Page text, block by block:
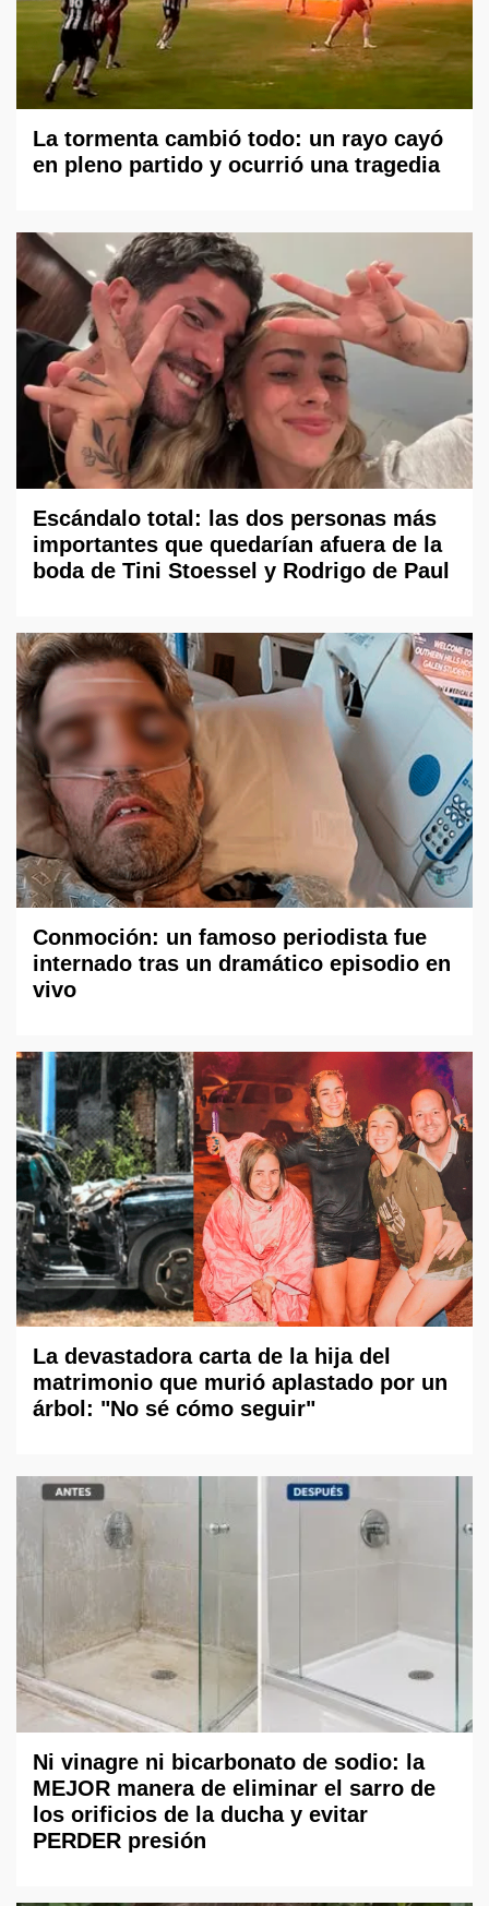
La tormenta cambió todo: un rayo cayó
en pleno partido y ocurrió una tragedia
Escándalo total: las dos personas más
importantes que quedarían afuera de la
boda de Tini Stoessel y Rodrigo de Paul
Conmoción: un famoso periodista fue
internado tras un dramático episodio en
vivo
La devastadora carta de la hija del
matrimonio que murió aplastado por un
árbol: "No sé cómo seguir"
Ni vinagre ni bicarbonato de sodio: la
MEJOR manera de eliminar el sarro de
los orificios de la ducha y evitar
PERDER presión